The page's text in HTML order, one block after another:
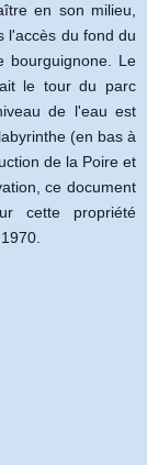
en son milieu,
l'accès du fond du
bourguignone. Le
le tour du parc
de l'eau est
(en bas à
de la Poire et
ce document
cette propriété